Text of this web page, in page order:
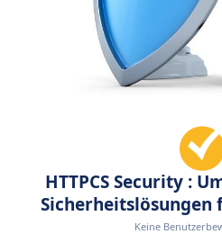
HTTPCS Security :
Sicherheitslösungen
Keine